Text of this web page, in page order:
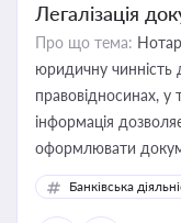
Легалізація
Про що тема:
юридичну чинність
правовідносинах, у
інформація
оформлювати
забезпечувати їх
контрагентами
Банківська